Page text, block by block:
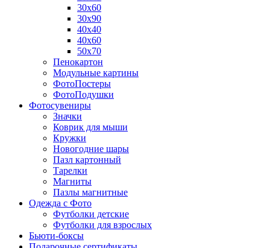
30х60
30х90
40х40
40х60
50х70
Пенокартон
Модульные картины
ФотоПостеры
ФотоПодушки
Фотоcувениры
Значки
Коврик для мыши
Кружки
Новогодние шары
Пазл картонный
Тарелки
Магниты
Пазлы магнитные
Одежда с Фото
Футболки детские
Футболки для взрослых
Бьюти-боксы